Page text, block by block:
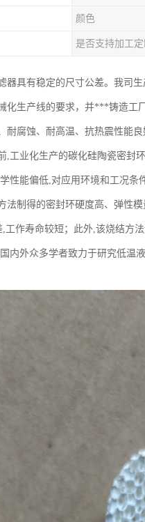
颜色
是否支持加工定
具有稳定的尺寸公差。我司
生产线的要求，并***铸造工
耐腐蚀、耐高温、抗热震性能
工业化生产的碳化硅陶瓷密封
性能偏低,对应用环境和工况
法制得的密封环硬度高、弹性
作寿命较短；此外,该烧结方
内外众多学者致力于研究低温